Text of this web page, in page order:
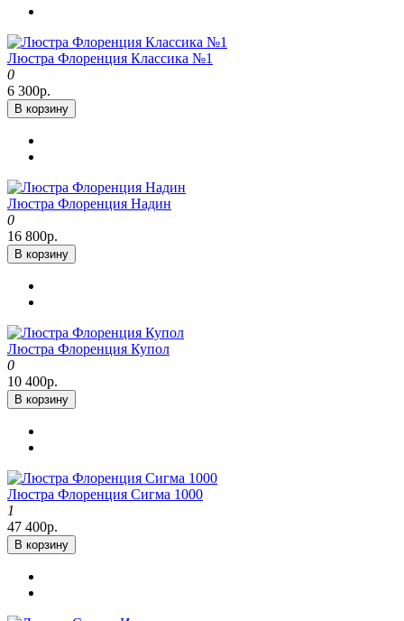
Люстра Флоренция Классика №1
0
6 300р.
В корзину
Люстра Флоренция Надин
0
16 800р.
В корзину
Люстра Флоренция Купол
0
10 400р.
В корзину
Люстра Флоренция Сигма 1000
1
47 400р.
В корзину